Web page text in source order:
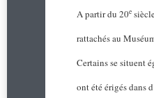
A partir du 20e
rattachés au
Certains se situent
ont été érigés dans